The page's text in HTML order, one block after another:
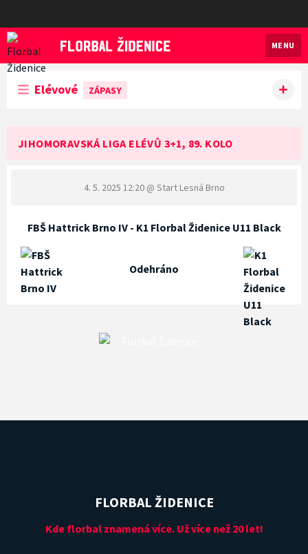
Florbal Židenice
MENU
Elévové ZÁPASY
JIHOMORAVSKÁ LIGA ELÉVŮ 3+1, 89. KOLO
4. 5. 2025 12:20@ Start Lesná Brno
FBŠ Hattrick Brno IV - K1 Florbal Židenice U11 Black
Odehráno
FLORBAL ŽIDENICE
Kde florbal znamená více. Už více než 20 let!